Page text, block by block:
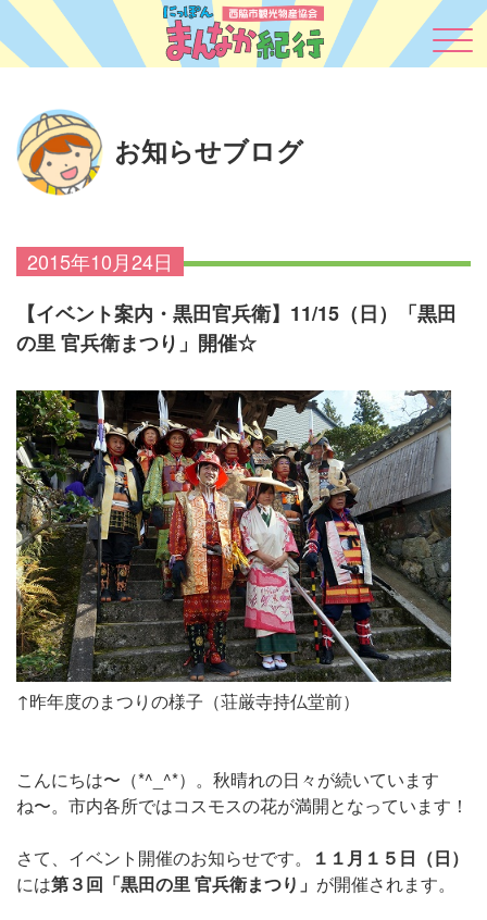
お知らせブログ
【イベント案内・黒田官兵衛】11/15（日）「黒田
の里 官兵衛まつり」開催☆
2015年10月24日
↑昨年度のまつりの様子（荘厳寺持仏堂前）
こんにちは〜（*^_^*）。秋晴れの日々が続いています
ね〜。市内各所ではコスモスの花が満開となっています！
さて、イベント開催のお知らせです。
１１月１５日（日）
には第３回「黒田の里 官兵衛まつり」 が開催されます。